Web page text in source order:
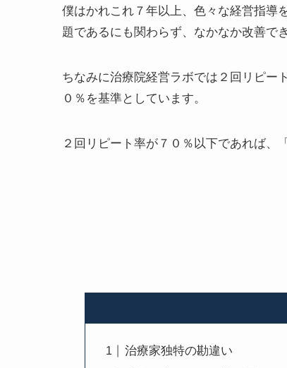
僕はかれこれ７年以上、色々な経営指導
題であるにも関わらず、なかなか改善で
ちなみに治療院経営ラボでは２回リピー
０％を基準としています。
２回リピート率が７０％以下であれば、
治療家独特の勘違い